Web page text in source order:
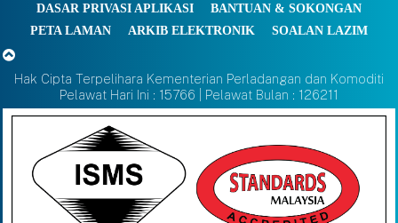
DASAR PRIVASI APLIKASI
BANTUAN & SOKONGAN
PETA LAMAN
ARKIB ELEKTRONIK SOALAN LAZIM
Hak Cipta Terpelihara Kementerian Perladangan dan Komoditi
Pelawat Hari Ini : 15766 | Pelawat Bulan : 126211